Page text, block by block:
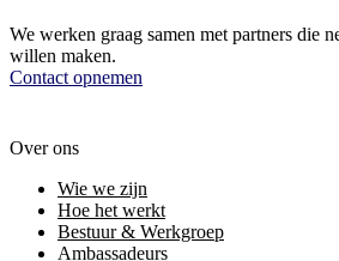
We werken graag samen met partners die
willen maken.
Contact opnemen
Over ons
Wie we zijn
Hoe het werkt
Bestuur & Werkgroep
Ambassadeurs